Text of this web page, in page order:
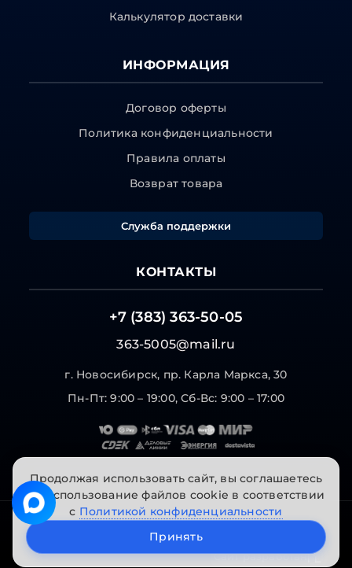
Калькулятор доставки
ИНФОРМАЦИЯ
Договор оферты
Политика конфиденциальности
Правила оплаты
Возврат товара
Служба поддержки
КОНТАКТЫ
+7 (383) 363-50-05
363-5005@mail.ru
г. Новосибирск, пр. Карла Маркса, 30
Пн-Пт: 9:00 – 19:00, Сб-Вс: 9:00 – 17:00
© 2026 "Инструменты на Горской". Все права
Сайт разработан
Продолжая использовать сайт, вы соглашаетесь
на использование файлов cookie в соответствии
с Политикой конфиденциальности
Принять